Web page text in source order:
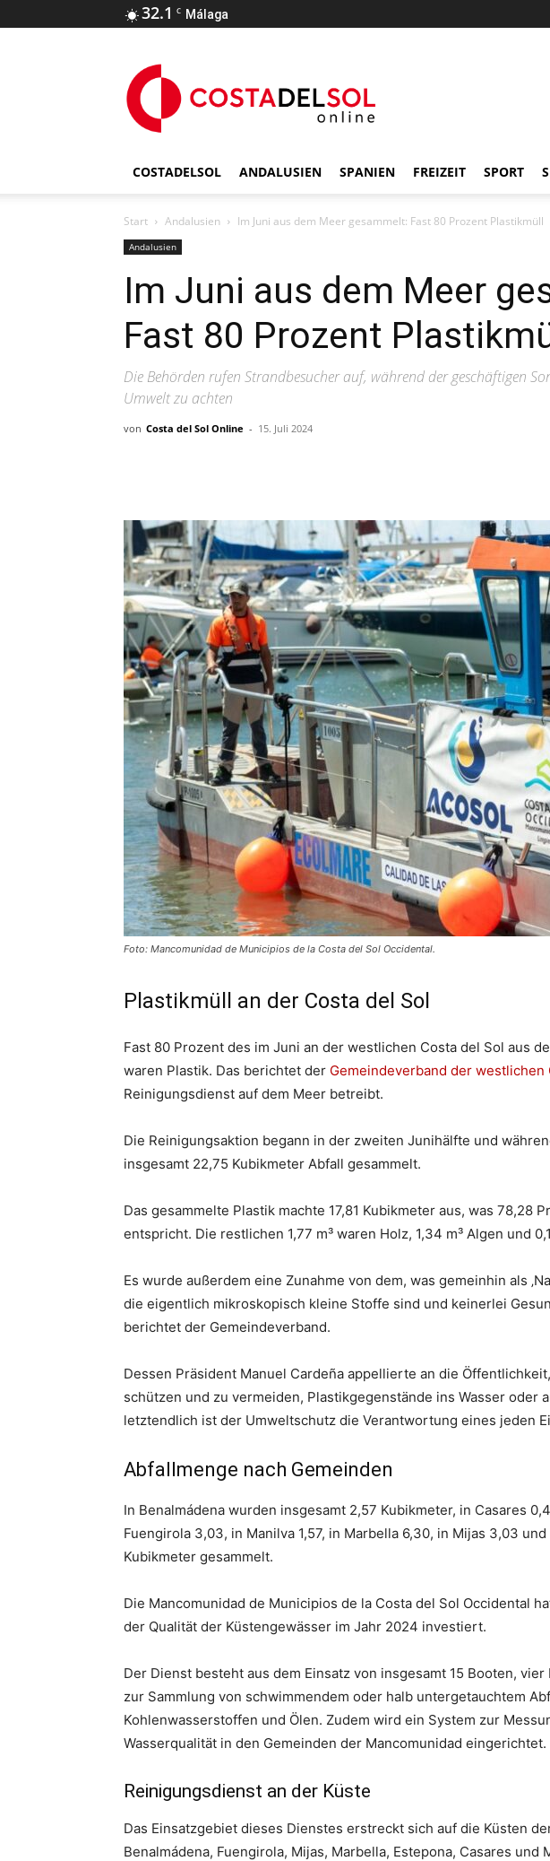
32.1 C Málaga
COSTADELSOL ANDALUSIEN SPANIEN FREIZEIT SPORT
Start Andalusien Im Juni aus dem Meer gesammelt: Fast 80 Prozent Plastikmüll
Andalusien
Im Juni aus dem Meer
Fast 80 Prozent
Die Behörden rufen Strandbesucher auf, während der geschäftigen
Umwelt zu achten
von Costa del Sol Online - 15. Juli 2024
Foto: Mancomunidad de Municipios de la Costa del Sol Occidental.
Plastikmüll an der Costa del Sol
Fast 80 Prozent des im Juni an der westlichen Costa del Sol aus
waren Plastik. Das berichtet der Gemeindeverband der westlichen
Reinigungsdienst auf dem Meer betreibt.
Die Reinigungsaktion begann in der zweiten Junihälfte und
insgesamt 22,75 Kubikmeter Abfall gesammelt.
Das gesammelte Plastik machte 17,81 Kubikmeter aus, was 78,28
entspricht. Die restlichen 1,77 m³ waren Holz, 1,34 m³ Algen und
Es wurde außerdem eine Zunahme von dem, was gemeinhin als
die eigentlich mikroskopisch kleine Stoffe sind und keinerlei
berichtet der Gemeindeverband.
Dessen Präsident Manuel Cardeña appellierte an die
schützen und zu vermeiden, Plastikgegenstände ins Wasser oder
letztendlich ist der Umweltschutz die Verantwortung eines jeden
Abfallmenge nach Gemeinden
In Benalmádena wurden insgesamt 2,57 Kubikmeter, in Casares
Fuengirola 3,03, in Manilva 1,57, in Marbella 6,30, in Mijas 3,03
Kubikmeter gesammelt.
Die Mancomunidad de Municipios de la Costa del Sol Occidental
der Qualität der Küstengewässer im Jahr 2024 investiert.
Der Dienst besteht aus dem Einsatz von insgesamt 15 Booten,
zur Sammlung von schwimmendem oder halb untergetauchtem
Kohlenwasserstoffen und Ölen. Zudem wird ein System zur
Wasserqualität in den Gemeinden der Mancomunidad eingerichtet.
Reinigungsdienst an der Küste
Das Einsatzgebiet dieses Dienstes erstreckt sich auf die Küsten
Benalmádena, Fuengirola, Mijas, Marbella, Estepona, Casares und